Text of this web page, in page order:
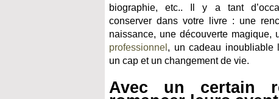
biographie, etc.. Il y a tant
conserver dans votre livre : une
naissance, une découverte magique,
professionnel , un cadeau inoubliable
un cap et un changement de vie.
Avec un certain